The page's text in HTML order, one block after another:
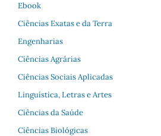
Ebook
Ciências Exatas e da Terra
Engenharias
Ciências Agrárias
Ciências Sociais Aplicadas
Linguística, Letras e Artes
Ciências da Saúde
Ciências Biológicas